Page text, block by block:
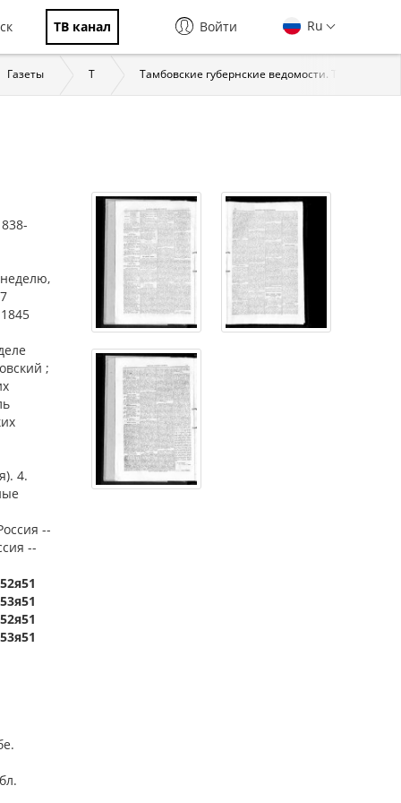
ТВ канал Ru
Войти
Газеты Т Тамбовские губернские ведомости. Тамбов,
;
4.
--
--